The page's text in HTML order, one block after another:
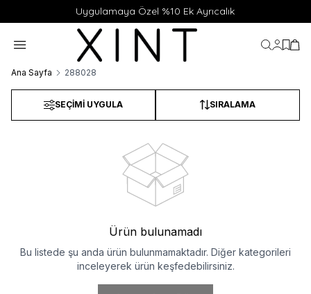
Uygulamaya Özel %10 Ek Ayrıcalık
Ana Sayfa 288028
SEÇIMI UYGULA SIRALAMA
Ürün bulunamadı
Bu listede şu anda ürün bulunmamaktadır. Diğer kategorileri
inceleyerek ürün keşfedebilirsiniz.